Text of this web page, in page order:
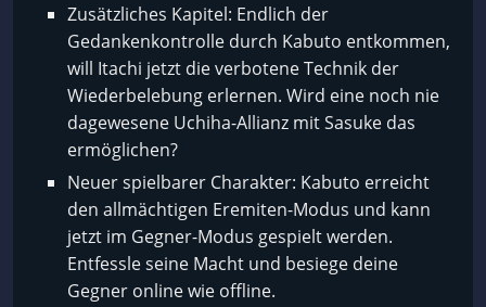
Zusätzliches Kapitel: Endlich der
Gedankenkontrolle durch Kabuto entkommen,
will Itachi jetzt die verbotene Technik der
Wiederbelebung erlernen. Wird eine noch nie
dagewesene Uchiha-Allianz mit Sasuke das
ermöglichen?
Neuer spielbarer Charakter: Kabuto erreicht
den allmächtigen Eremiten-Modus und kann
jetzt im Gegner-Modus gespielt werden.
Entfessle seine Macht und besiege deine
Gegner online wie offline.